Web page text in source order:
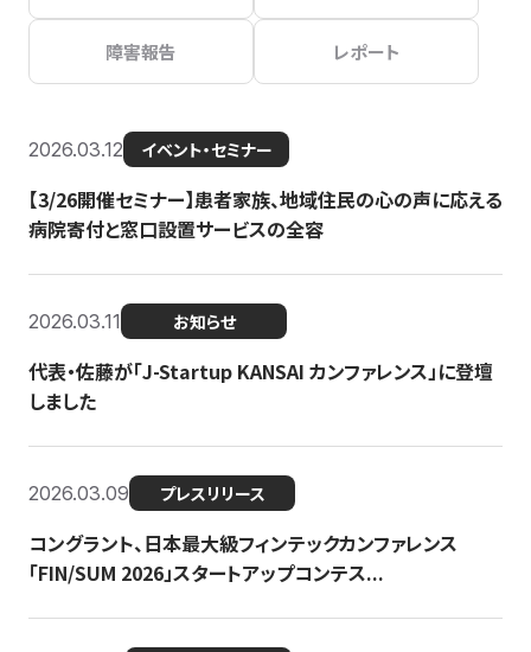
障害報告 レポート
2026.03.12 イベント・セミナー
【3/26開催セミナー】患者家族、地域住民の心の声に応える
病院寄付と窓口設置サービスの全容
2026.03.11 お知らせ
代表・佐藤が「J-Startup KANSAI カンファレンス」に登壇
しました
2026.03.09 プレスリリース
コングラント、日本最大級フィンテックカンファレンス
「FIN/SUM 2026」スタートアップコンテス...